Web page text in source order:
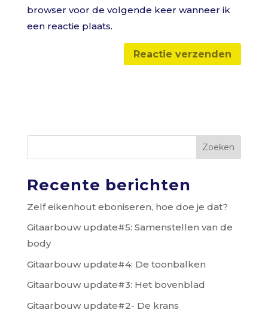
browser voor de volgende keer wanneer ik
een reactie plaats.
Zoeken
Recente berichten
Zelf eikenhout eboniseren, hoe doe je dat?
Gitaarbouw update#5: Samenstellen van de
body
Gitaarbouw update#4: De toonbalken
Gitaarbouw update#3: Het bovenblad
Gitaarbouw update#2- De krans